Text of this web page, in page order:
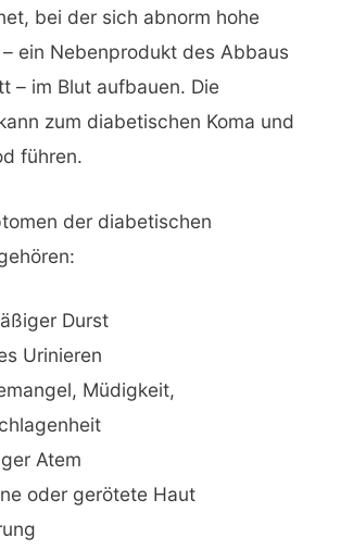
bei der sich abnorm hohe
ein Nebenprodukt des Abbaus
– im Blut aufbauen. Die
zum diabetischen Koma und
führen.
der diabetischen
Durst
Urinieren
Müdigkeit,
Atem
oder gerötete Haut